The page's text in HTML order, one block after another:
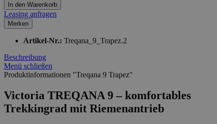
In den Warenkorb
Leasing anfragen
Merken
Artikel-Nr.: Treqana_9_Trapez.2
Beschreibung
Menü schließen
Produktinformationen "Treqana 9 Trapez"
Victoria TREQANA 9 – komfortables
Trekkingrad mit Riemenantrieb